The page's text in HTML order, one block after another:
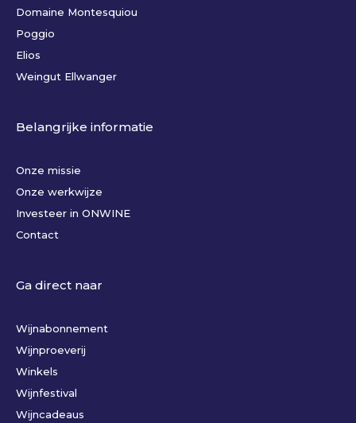
Domaine Montesquiou
Poggio
Elios
Weingut Ellwanger
Belangrijke informatie
Onze missie
Onze werkwijze
Investeer in ONWINE
Contact
Ga direct naar
Wijnabonnement
Wijnproeverij
Winkels
Wijnfestival
Wijncadeaus